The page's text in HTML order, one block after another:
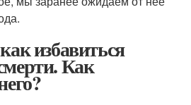
избавиться
Как